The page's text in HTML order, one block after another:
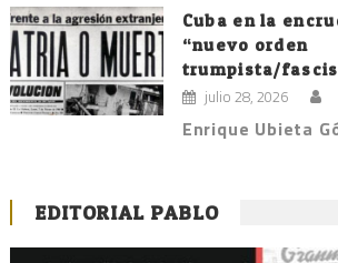
Cuba en la
“nuevo orden
trumpista/
julio 28, 2026
Enrique Ubieta
EDITORIAL PABLO